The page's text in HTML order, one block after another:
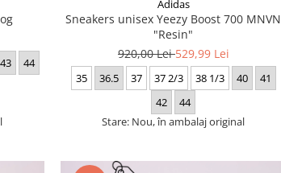
43
44
Adidas
Sneakers unisex Yeezy Boost 700 MNVN
"Resin"
920,00 Lei529,99 Lei
35 36.5 37 37 2/3 38 1/3 40
41
42
44
Stare: Nou, în ambalaj original